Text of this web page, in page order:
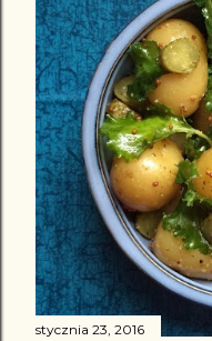
stycznia 23, 2016